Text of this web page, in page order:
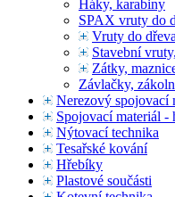
Háky, karabiny
SPAX vruty do
Vruty do dřeva
Stavební
Zátky,
Závlačky,
Nerezový spojovací
Spojovací materiál
Nýtovací technika
Tesařské kování
Hřebíky
Plastové součásti